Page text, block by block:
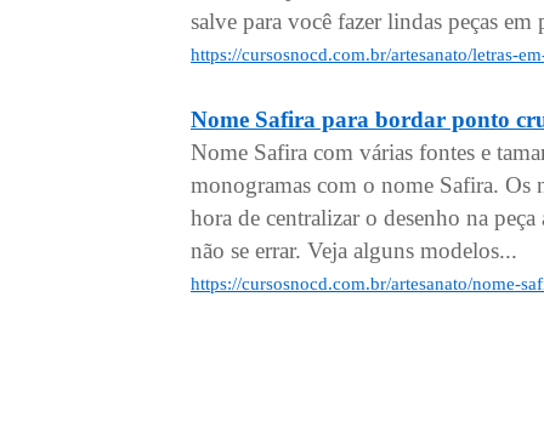
salve para você fazer lindas peças
https://cursosnocd.com.br/artesanato/letras-
Nome Safira para bordar ponto
Nome Safira com várias fontes e
monogramas com o nome Safira.
hora de centralizar o desenho na
não se errar. Veja alguns modelos...
https://cursosnocd.com.br/artesanato/nome-